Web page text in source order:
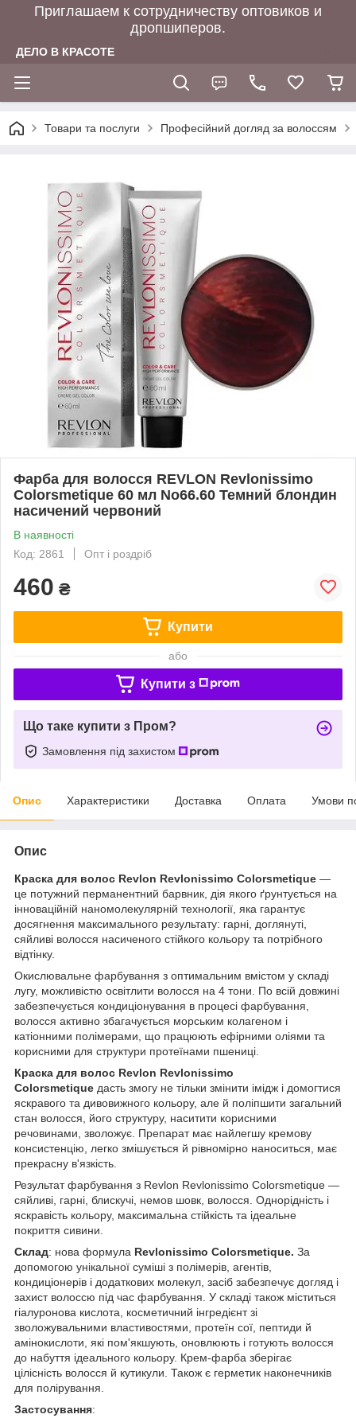
Приглашаем к сотрудничеству оптовиков и
дропшиперов.
ДЕЛО В КРАСОТЕ
Товари та послуги Професійний догляд за волоссям
Фарба для волосся REVLON Revlonissimo
Colorsmetique 60 мл No66.60 Темний блондин
насичений червоний
В наявності
Код: 2861
Опт і роздріб
460 ₴
Купити
або
Купити з
Що таке купити з Пром?
Замовлення під захистом
Опис Характеристики Доставка Оплата Умови
Опис
Краска для волос Revlon Revlonissimo Colorsmetique —
це потужний перманентний барвник, дія якого ґрунтується на
інноваційній наномолекулярній технології, яка гарантує
досягнення максимального результату: гарні, доглянуті,
сяйливі волосся насиченого стійкого кольору та потрібного
відтінку.
Окислювальне фарбування з оптимальним вмістом у складі
лугу, можливістю освітлити волосся на 4 тони. По всій довжині
забезпечується кондиціонування в процесі фарбування,
волосся активно збагачується морським колагеном і
катіонними полімерами, що працюють ефірними оліями та
корисними для структури протеїнами пшениці.
Краска для волос Revlon Revlonissimo
Colorsmetique дасть змогу не тільки змінити імідж і домогтися
яскравого та дивовижного кольору, але й поліпшити загальний
стан волосся, його структуру, наситити корисними
речовинами, зволожує. Препарат має найлегшу кремову
консистенцію, легко змішується й рівномірно наноситься, має
прекрасну в'язкість.
Результат фарбування з Revlon Revlonissimo Colorsmetique —
сяйливі, гарні, блискучі, немов шовк, волосся. Однорідність і
яскравість кольору, максимальна стійкість та ідеальне
покриття сивини.
Склад: нова формула Revlonissimo Colorsmetique. За
допомогою унікальної суміші з полімерів, агентів,
кондиціонерів і додаткових молекул, засіб забезпечує догляд і
захист волоссю під час фарбування. У складі також міститься
гіалуронова кислота, косметичний інгредієнт зі
зволожувальними властивостями, протеїн сої, пептиди й
амінокислоти, які пом'якшують, оновлюють і готують волосся
до набуття ідеального кольору. Крем-фарба зберігає
цілісність волосся й кутикули. Також є герметик наконечників
для полірування.
Застосування: